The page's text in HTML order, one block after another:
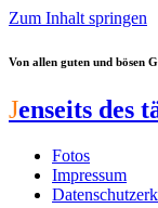
Zum Inhalt springen
Von allen guten und bösen
Jenseits des
Fotos
Impressum